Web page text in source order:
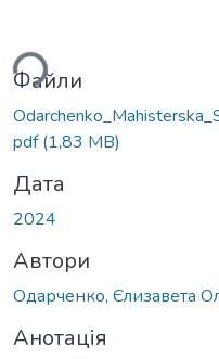
Файли
pdf(1,83 MB)
Дата
2024
Автори
Одарченко, Єлизавета
Анотація